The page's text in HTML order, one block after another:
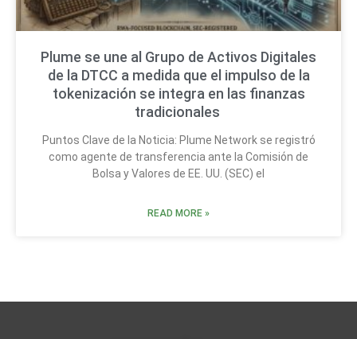
Plume se une al Grupo de Activos Digitales
de la DTCC a medida que el impulso de la
tokenización se integra en las finanzas
tradicionales
Puntos Clave de la Noticia: Plume Network se registró
como agente de transferencia ante la Comisión de
Bolsa y Valores de EE. UU. (SEC) el
READ MORE »